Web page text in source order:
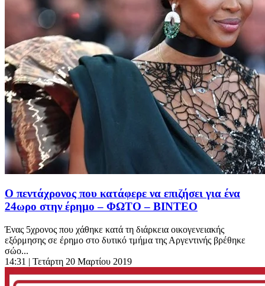
Ο πεντάχρονος που κατάφερε να επιζήσει για ένα
24ωρο στην έρημο – ΦΩΤΟ – ΒΙΝΤΕΟ
Ένας 5χρονος που χάθηκε κατά τη διάρκεια οικογενειακής
εξόρμησης σε έρημο στο δυτικό τμήμα της Αργεντινής βρέθηκε
σώο...
14:31 | Τετάρτη 20 Μαρτίου 2019